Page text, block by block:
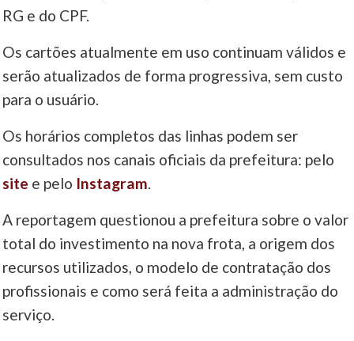
RG e do CPF.
Os cartões atualmente em uso continuam válidos e
serão atualizados de forma progressiva, sem custo
para o usuário.
Os horários completos das linhas podem ser
consultados nos canais oficiais da prefeitura: pelo
site e pelo Instagram.
A reportagem questionou a prefeitura sobre o valor
total do investimento na nova frota, a origem dos
recursos utilizados, o modelo de contratação dos
profissionais e como será feita a administração do
serviço.